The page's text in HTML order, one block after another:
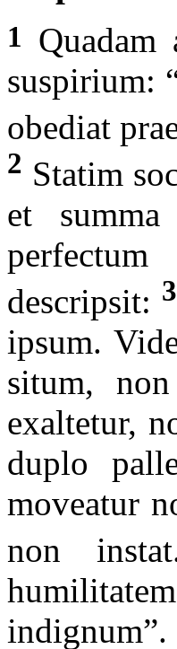
1
suspirium:
obediat
2 Statim
et
descripsit: 3
ipsum.
situm,
exaltetur,
duplo
moveatur
non
indignum”.